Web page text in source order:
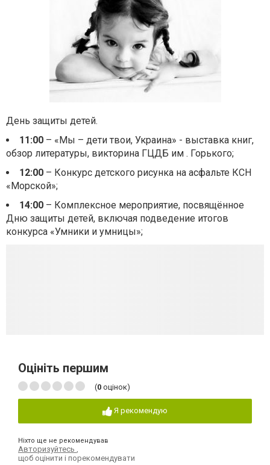
День защиты детей.
11:00 – «Мы – дети твои, Украина» - выставка книг,
обзор литературы, викторина ГЦДБ им . Горького;
12:00 – Конкурс детского рисунка на асфальте КСН
«Морской»;
14:00 – Комплексное мероприятие, посвящённое
Дню защиты детей, включая подведение итогов
конкурса «Умники и умницы»;
Оцініть першим
(0 оцінок)
Я рекомендую
Ніхто ще не рекомендував
Авторизуйтесь
щоб оцінити і порекомендувати